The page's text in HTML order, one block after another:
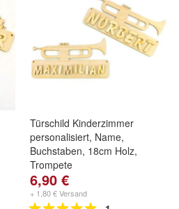
Türschild Kinderzimmer
personalisiert, Name,
Buchstaben, 18cm Holz,
Trompete
6,90 €
+ 1,80 € Versand